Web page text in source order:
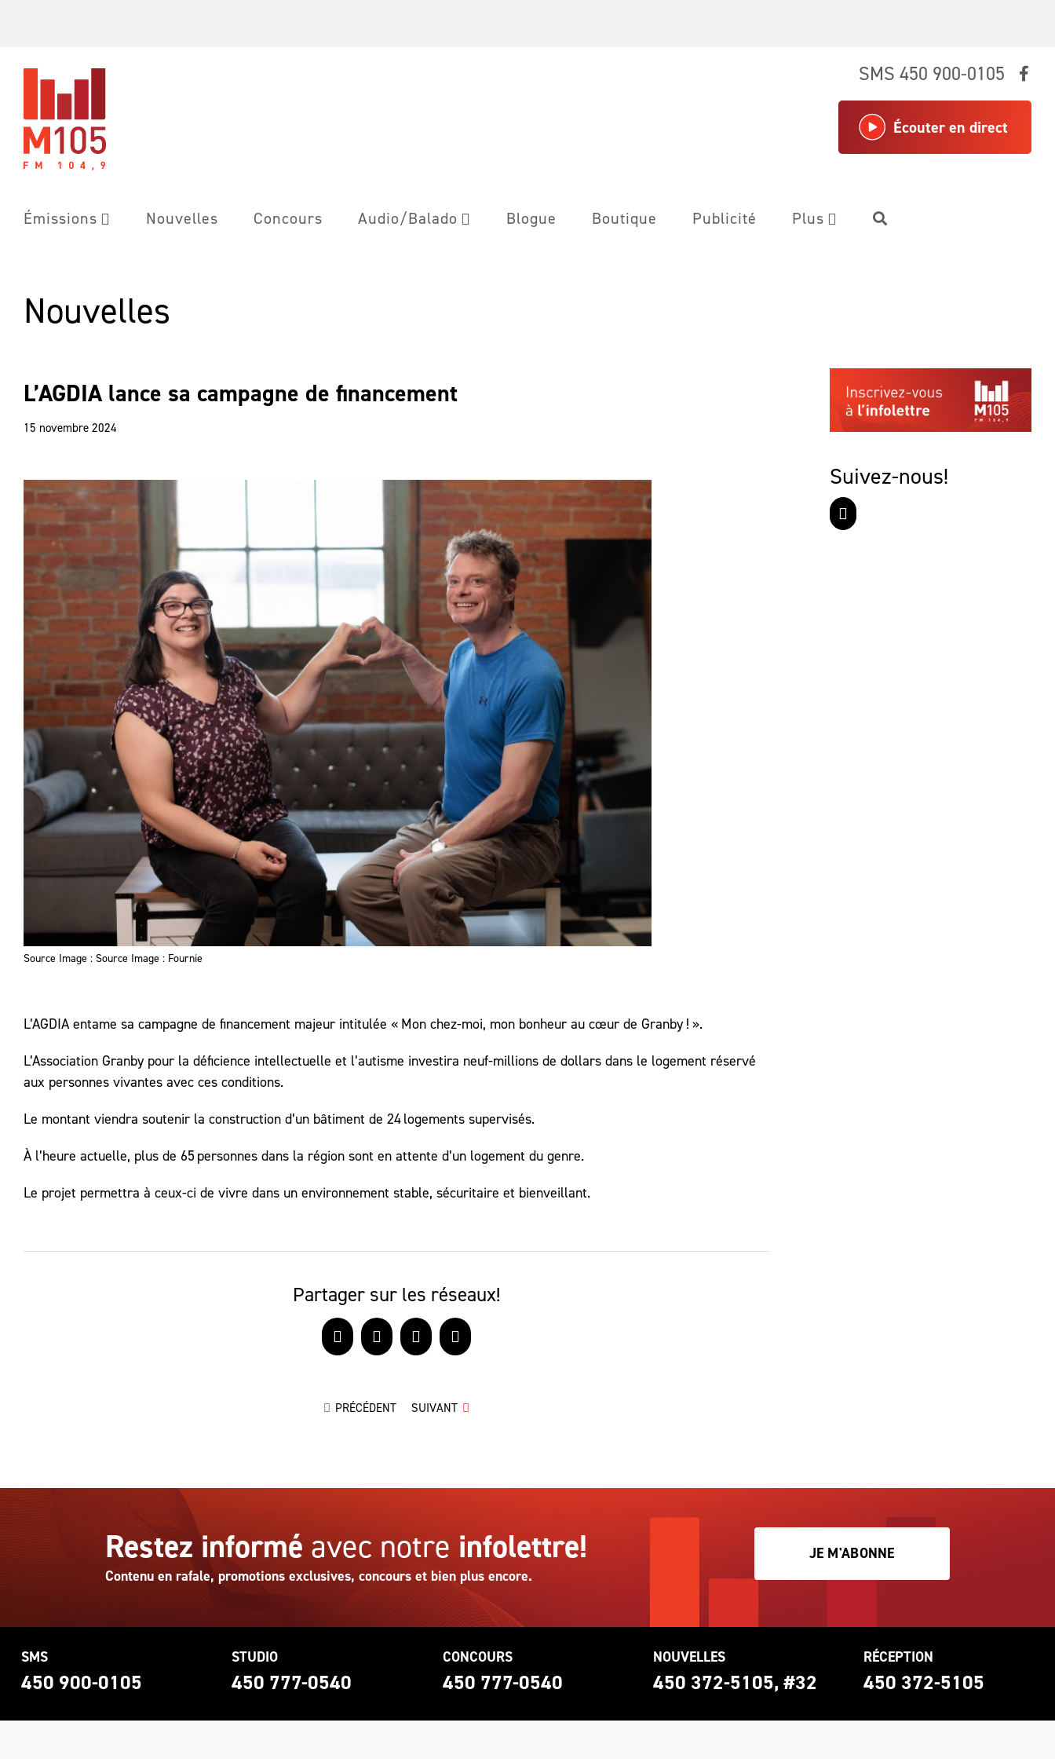
SMS 450 900-0105
Écouter en direct
Émissions Nouvelles Concours Audio/Balado Blogue Boutique Publicité Plus
Nouvelles
L’AGDIA lance sa campagne de financement
15 novembre 2024
Source Image : Source Image : Fournie
L’AGDIA entame sa campagne de financement majeur intitulée « Mon chez-moi, mon bonheur au cœur de Granby ! ».
L’Association Granby pour la déficience intellectuelle et l’autisme investira neuf-millions de dollars dans le logement réservé
aux personnes vivantes avec ces conditions.
Le montant viendra soutenir la construction d’un bâtiment de 24 logements supervisés.
À l’heure actuelle, plus de 65 personnes dans la région sont en attente d’un logement du genre.
Le projet permettra à ceux-ci de vivre dans un environnement stable, sécuritaire et bienveillant.
Partager sur les réseaux!
Facebook
X LinkedInCourriel
PRÉCÉDENT SUIVANT
Suivez-nous!
Restez informé avec notre infolettre!
Contenu en rafale, promotions exclusives, concours et bien plus encore.
JE M'ABONNE
SMS
450 900-0105
STUDIO
450 777-0540
CONCOURS
450 777-0540
NOUVELLES
450 372-5105, #32
RÉCEPTION
450 372-5105